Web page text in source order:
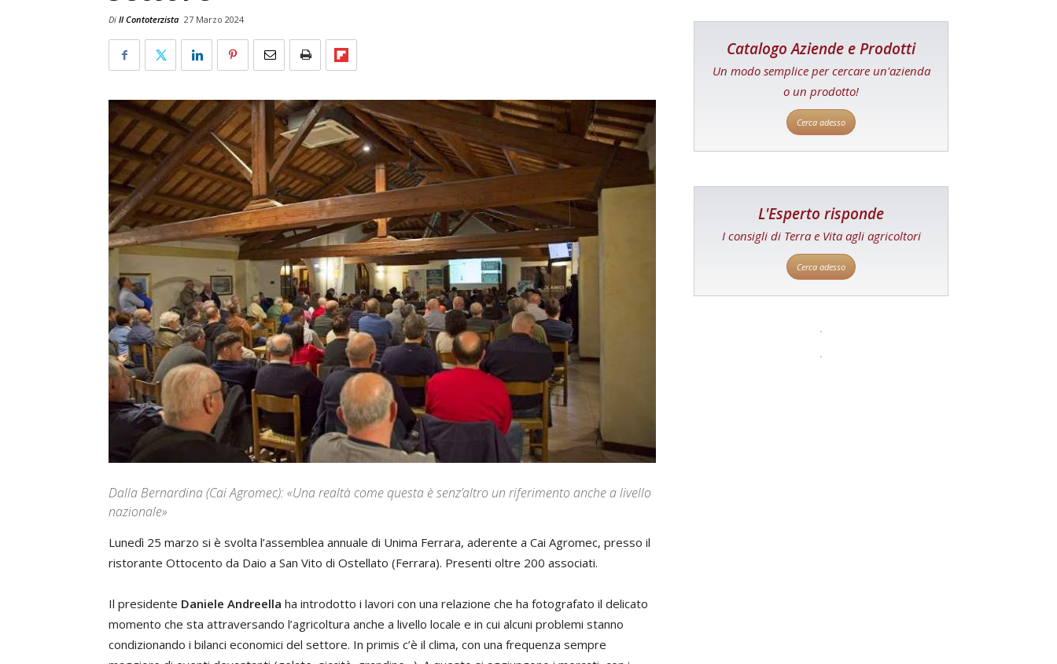
Di Il Contoterzista 27 Marzo 2024
Dalla Bernardina (Cai Agromec): «Una realtà come questa è senz’altro un riferimento anche a livello
nazionale»
Lunedì 25 marzo si è svolta l’assemblea annuale di Unima Ferrara, aderente a Cai Agromec, presso il
ristorante Ottocento da Daio a San Vito di Ostellato (Ferrara). Presenti oltre 200 associati.
Il presidente Daniele Andreella ha introdotto i lavori con una relazione che ha fotografato il delicato
momento che sta attraversando l’agricoltura anche a livello locale e in cui alcuni problemi stanno
condizionando i bilanci economici del settore. In primis c’è il clima, con una frequenza sempre
Catalogo Aziende e Prodotti
Un modo semplice per cercare un'azienda
o un prodotto!
Cerca adesso
L'Esperto risponde
I consigli di Terra e Vita agli agricoltori
Cerca adesso